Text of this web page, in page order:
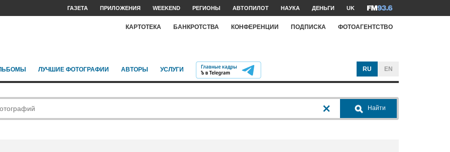
ГАЗЕТА ПРИЛОЖЕНИЯ WEEKEND РЕГИОНЫ АВТОПИЛОТ НАУКА ДЕНЬГИ UK
КАРТОТЕКА БАНКРОТСТВА КОНФЕРЕНЦИИ ПОДПИСКА ФОТОАГЕНТСТВО
ЛУЧШИЕ ФОТОГРАФИИ АВТОРЫ УСЛУГИ RU EN
Найти